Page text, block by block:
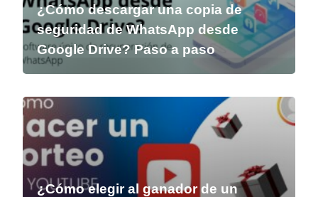
¿Cómo descargar una copia de
seguridad de WhatsApp desde
Google Drive? Paso a paso
¿Cómo elegir al ganador de un